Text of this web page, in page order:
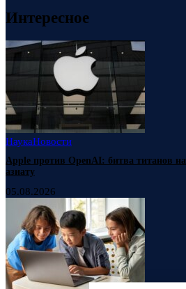
Интересное
НаукаНовости
Apple против OpenAI: битва титанов
азиату
05.08.2026